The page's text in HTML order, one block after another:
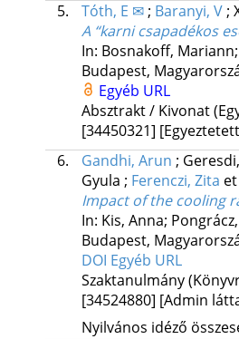
5.
Tóth, E ✉; Baranyi, V;
A “karni csapadékos
In: Bosnakoff,
Budapest,
Egyéb URL
Absztrakt / Kivonat
[34450321]
6.
Gandhi, Arun ;
Gyula ; Ferenczi, Zita
Impact of the cooling
In: Kis, Anna;
Budapest,
DOI Egyéb URL
Szaktanulmány
[34524880] [Admin
Nyilvános idéző